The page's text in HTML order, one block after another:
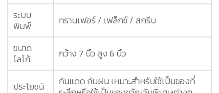
ระบบ
พิมพ์
ทรานเฟอร์ / เฟล็กซ์ / สกรีน
ขนาด
โลโก้
กว้าง 7 นิ้ว สูง 6 นิ้ว
ประโยชน์
กันแดด กันฝน เหมาะสำหรับใช้เป็นของที่